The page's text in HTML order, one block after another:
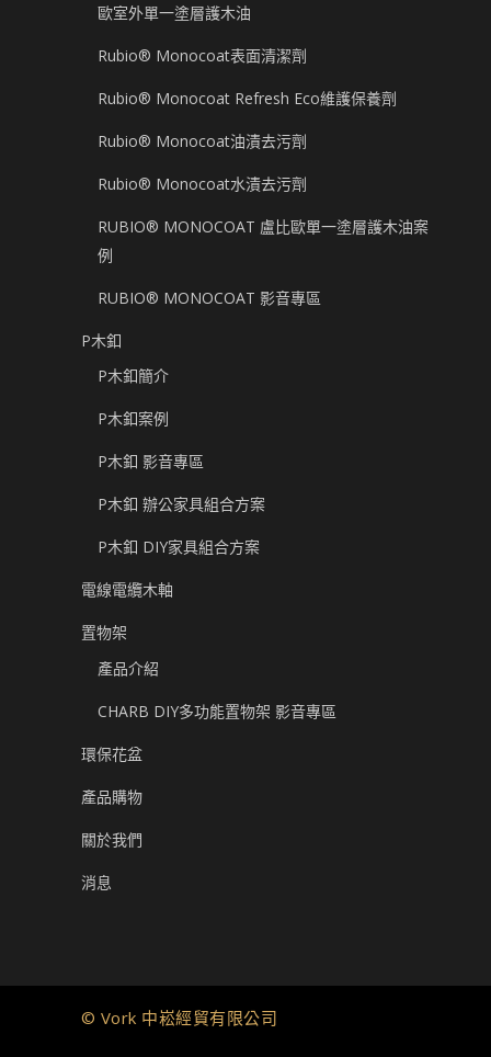
歐室外單一塗層護木油
Rubio® Monocoat表面清潔劑
Rubio® Monocoat Refresh Eco維護保養劑
Rubio® Monocoat油漬去污劑
Rubio® Monocoat水漬去污劑
RUBIO® MONOCOAT 盧比歐單一塗層護木油案
例
RUBIO® MONOCOAT 影音專區
P木釦
P木釦簡介
P木釦案例
P木釦 影音專區
P木釦 辦公家具組合方案
P木釦 DIY家具組合方案
電線電纜木軸
置物架
產品介紹
CHARB DIY多功能置物架 影音專區
環保花盆
產品購物
關於我們
消息
© Vork 中崧經貿有限公司